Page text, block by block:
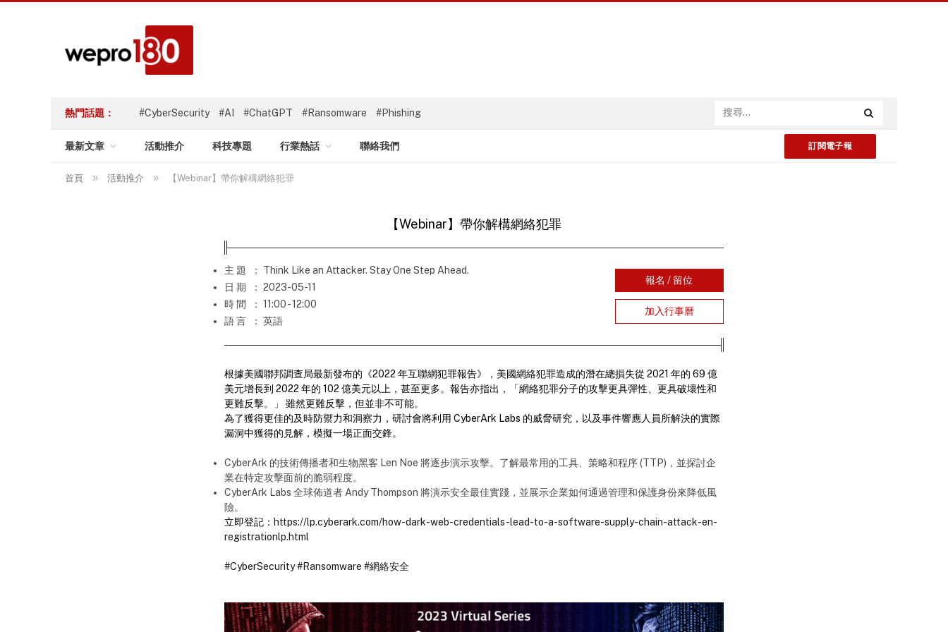
熱門話題： #CyberSecurity #AI #ChatGPT #Ransomware #Phishing
最新文章 活動推介 科技專題 行業熱話 聯絡我們 訂閱電子報
首頁 » 活動推介 » 【Webinar】帶你解構網絡犯罪
【Webinar】帶你解構網絡犯罪
主 題
： Think Like an Attacker. Stay One Step Ahead.
日 期
： 2023-05-11
時 間
： 11:00 - 12:00
語 言
： 英語
報名 / 留位
加入行事曆
根據美國聯邦調查局最新發布的《2022 年互聯網犯罪報告》，美國網絡犯罪造成的潛在總損失從 2021 年的 69 億
美元增長到 2022 年的 102 億美元以上，甚至更多。報告亦指出，「網絡犯罪分子的攻擊更具彈性、更具破壞性和
更難反擊。」 雖然更難反擊，但並非不可能。
為了獲得更佳的及時防禦力和洞察力，研討會將利用 CyberArk Labs 的威脅研究，以及事件響應人員所解決的實際
漏洞中獲得的見解，模擬一場正面交鋒。
CyberArk 的技術傳播者和生物黑客 Len Noe 將逐步演示攻擊。了解最常用的工具、策略和程序 (TTP)，並探討企
業在特定攻擊面前的脆弱程度。
CyberArk Labs 全球佈道者 Andy Thompson 將演示安全最佳實踐，並展示企業如何通過管理和保護身份來降低風
險。
立即登記： https://lp.cyberark.com/how-dark-web-credentials-lead-to-a-software-supply-chain-attack-en-
registrationlp.html
#CyberSecurity #Ransomware #網絡安全